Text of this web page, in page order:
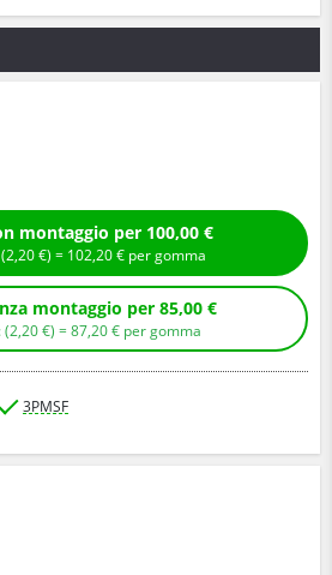
Compra con montaggio per 100,00 €
+ Ecotassa: (2,20€ ) = 102,20€ per gomma
Compra senza montaggio per 85,00 €
+ Ecotassa: (2,20€ ) =87,20€ per gomma
3PMSF